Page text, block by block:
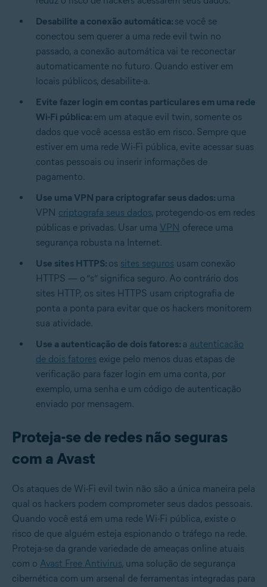
Desabilite a conexão automática: se você se
conectou sem querer a uma rede evil twin no
passado, a conexão automática vai te reconectar
automaticamente no futuro. Quando estiver em
locais públicos, desabilite-a.
Evite fazer login em contas particulares em uma rede
Wi-Fi pública: em um ataque evil twin, somente os
dados que você acessa estão em risco. Sempre que
estiver em uma rede Wi-Fi pública, evite acessar suas
contas pessoais ou inserir informações de
pagamento.
Use uma VPN para criptografar seus dados: uma
VPN criptografa seus dados, protegendo-os em redes
públicas e privadas. Usar uma VPN oferece uma
segurança robusta na Internet.
Use sites HTTPS: os sites seguros usam conexão
HTTPS — o “s” significa seguro. Ao contrário dos
sites HTTP, os sites HTTPS usam criptografia de
ponta a ponta para evitar que os hackers monitorem
sua atividade.
Use a autenticação de dois fatores: a autenticação
de dois fatores exige pelo menos duas etapas de
verificação para fazer login em uma conta, por
exemplo, uma senha e um código de autenticação
enviado por mensagem.
Proteja-se de redes não seguras
com a Avast
Os ataques de Wi-Fi evil twin não são a única maneira pela
qual os hackers podem comprometer seus dados pessoais.
Quando você está em uma rede Wi-Fi pública, existe o
risco de que alguém esteja espionando o tráfego na rede.
Proteja-se da grande variedade de ameaças online atuais
com o Avast Free Antivirus, uma solução de segurança
cibernética com um arsenal de ferramentas integradas para